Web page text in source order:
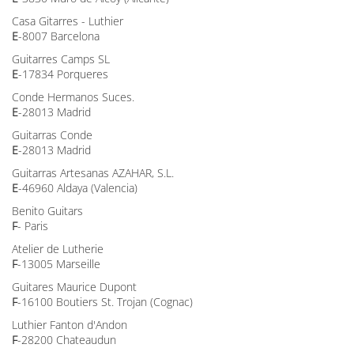
Casa Gitarres - Luthier
E-8007 Barcelona
Guitarres Camps SL
E-17834 Porqueres
Conde Hermanos Suces.
E-28013 Madrid
Guitarras Conde
E-28013 Madrid
Guitarras Artesanas AZAHAR, S.L.
E-46960 Aldaya (Valencia)
Benito Guitars
F- Paris
Atelier de Lutherie
F-13005 Marseille
Guitares Maurice Dupont
F-16100 Boutiers St. Trojan (Cognac)
Luthier Fanton d'Andon
F-28200 Chateaudun